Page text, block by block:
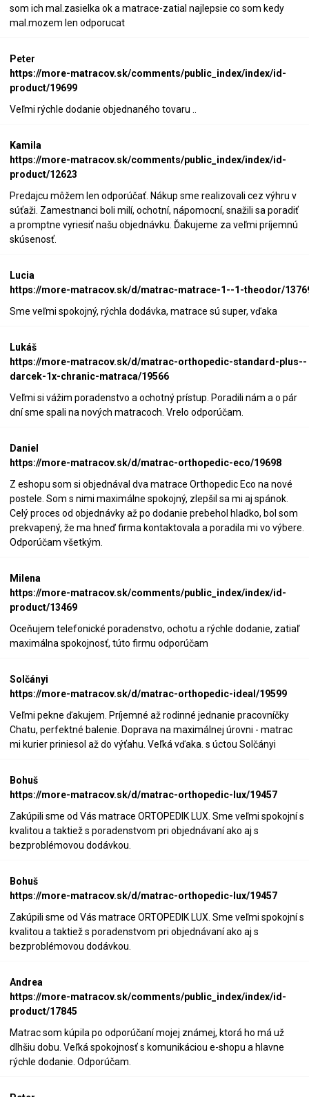
som ich mal.zasielka ok a matrace-zatial najlepsie co som kedy
mal.mozem len odporucat
Peter
https://more-matracov.sk/comments/public_index/index/id-
product/19699
Veľmi rýchle dodanie objednaného tovaru ..
Kamila
https://more-matracov.sk/comments/public_index/index/id-
product/12623
Predajcu môžem len odporúčať. Nákup sme realizovali cez výhru v
súťaži. Zamestnanci boli milí, ochotní, nápomocní, snažili sa poradiť
a promptne vyriesiť našu objednávku. Ďakujeme za veľmi príjemnú
skúsenosť.
Lucia
https://more-matracov.sk/d/matrac-matrace-1--1-theodor/
Sme veľmi spokojný, rýchla dodávka, matrace sú super, vďaka
Lukáš
https://more-matracov.sk/d/matrac-orthopedic-standard-plus--
darcek-1x-chranic-matraca/19566
Veľmi si vážim poradenstvo a ochotný prístup. Poradili nám a o pár
dní sme spali na nových matracoch. Vrelo odporúčam.
Daniel
https://more-matracov.sk/d/matrac-orthopedic-eco/19698
Z eshopu som si objednával dva matrace Orthopedic Eco na nové
postele. Som s nimi maximálne spokojný, zlepšil sa mi aj spánok.
Celý proces od objednávky až po dodanie prebehol hladko, bol som
prekvapený, že ma hneď firma kontaktovala a poradila mi vo výbere.
Odporúčam všetkým.
Milena
https://more-matracov.sk/comments/public_index/index/id-
product/13469
Oceňujem telefonické poradenstvo, ochotu a rýchle dodanie, zatiaľ
maximálna spokojnosť, túto firmu odporúčam
Solčányi
https://more-matracov.sk/d/matrac-orthopedic-ideal/19599
Veľmi pekne ďakujem. Príjemné až rodinné jednanie pracovníčky
Chatu, perfektné balenie. Doprava na maximálnej úrovni - matrac
mi kurier priniesol až do výťahu. Veľká vďaka. s úctou Solčányi
Bohuš
https://more-matracov.sk/d/matrac-orthopedic-lux/19457
Zakúpili sme od Vás matrace ORTOPEDIK LUX. Sme veľmi spokojní s
kvalitou a taktiež s poradenstvom pri objednávaní ako aj s
bezproblémovou dodávkou.
Bohuš
https://more-matracov.sk/d/matrac-orthopedic-lux/19457
Zakúpili sme od Vás matrace ORTOPEDIK LUX. Sme veľmi spokojní s
kvalitou a taktiež s poradenstvom pri objednávaní ako aj s
bezproblémovou dodávkou.
Andrea
https://more-matracov.sk/comments/public_index/index/id-
product/17845
Matrac som kúpila po odporúčaní mojej známej, ktorá ho má už
dlhšiu dobu. Veľká spokojnosť s komunikáciou e-shopu a hlavne
rýchle dodanie. Odporúčam.